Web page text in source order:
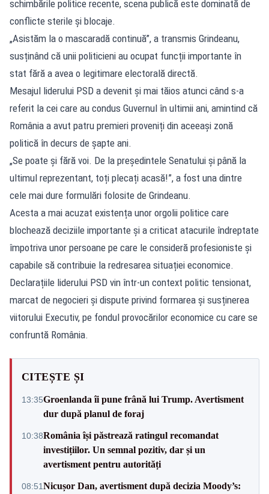
schimbările politice recente, scena publică este dominată de
conflicte sterile și blocaje.
„Asistăm la o mascaradă continuă”, a transmis Grindeanu,
susținând că unii politicieni au ocupat funcții importante în
stat fără a avea o legitimare electorală directă.
Mesajul liderului PSD a devenit și mai tăios atunci când s-a
referit la cei care au condus Guvernul în ultimii ani, amintind că
România a avut patru premieri proveniți din aceeași zonă
politică în decurs de șapte ani.
„Se poate și fără voi. De la președintele Senatului și până la
ultimul reprezentant, toți plecați acasă!”, a fost una dintre
cele mai dure formulări folosite de Grindeanu.
Acesta a mai acuzat existența unor orgolii politice care
blochează deciziile importante și a criticat atacurile îndreptate
împotriva unor persoane pe care le consideră profesioniste și
capabile să contribuie la redresarea situației economice.
Declarațiile liderului PSD vin într-un context politic tensionat,
marcat de negocieri și dispute privind formarea și susținerea
viitorului Executiv, pe fondul provocărilor economice cu care se
confruntă România.
CITEȘTE ȘI
13:35Groenlanda îi pune frână lui Trump. Avertisment
dur după planul de foraj
10:38România își păstrează ratingul recomandat
investițiilor. Un semnal pozitiv, dar și un
avertisment pentru autorități
08:51Nicușor Dan, avertisment după decizia Moody’s: